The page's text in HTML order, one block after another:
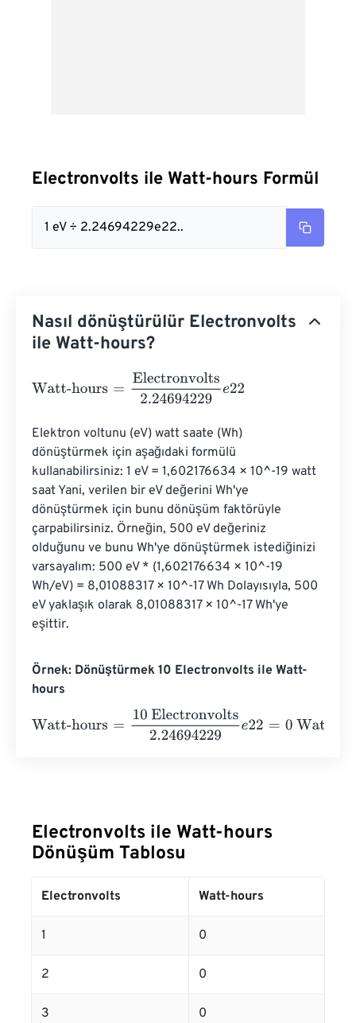
Electronvolts ile Watt-hours Formül
1 eV ÷ 2.24694229e22..
Nasıl dönüştürülür Electronvolts
ile Watt-hours?
Watt-hours Electronvolts2.24694229
Elektron voltunu (eV) watt saate (Wh)
dönüştürmek için aşağıdaki formülü
kullanabilirsiniz: 1 eV = 1,602176634 × 10^-19 watt
saat Yani, verilen bir eV değerini Wh'ye
dönüştürmek için bunu dönüşüm faktörüyle
çarpabilirsiniz. Örneğin, 500 eV değeriniz
olduğunu ve bunu Wh'ye dönüştürmek istediğinizi
varsayalım: 500 eV * (1,602176634 × 10^-19
Wh/eV) = 8,01088317 × 10^-17 Wh Dolayısıyla, 500
eV yaklaşık olarak 8,01088317 × 10^-17 Wh'ye
eşittir.
Örnek: Dönüştürmek 10 Electronvolts ile Watt-
hours
Watt-hours
10 Electronvolts2.24694229 22=0 Watt-
Electronvolts ile Watt-hours
Dönüşüm Tablosu
Electronvolts Watt-hours
1 0
2 0
3 0